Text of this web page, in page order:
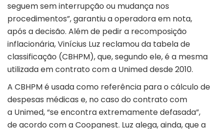
seguem sem interrupção ou mudança nos
procedimentos”, garantiu a operadora em nota,
após a decisão. Além de pedir a recomposição
inflacionária, Vinícius Luz reclamou da tabela de
classificação (CBHPM), que, segundo ele, é a mesma
utilizada em contrato com a Unimed desde 2010.
A CBHPM é usada como referência para o cálculo de
despesas médicas e, no caso do contrato com
a Unimed, “se encontra extremamente defasada”,
de acordo com a Coopanest. Luz alega, ainda, que a